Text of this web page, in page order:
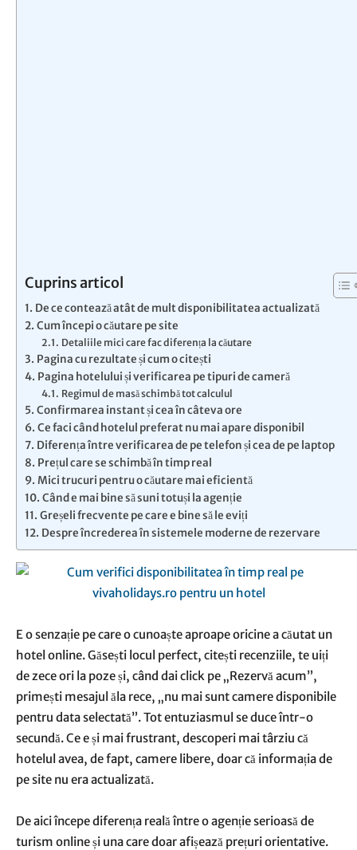
Cuprins articol
De ce contează atât de mult disponibilitatea actualizată
Cum începi o căutare pe site
Detaliile mici care fac diferența la căutare
Pagina cu rezultate și cum o citești
Pagina hotelului și verificarea pe tipuri de cameră
Regimul de masă schimbă tot calculul
Confirmarea instant și cea în câteva ore
Ce faci când hotelul preferat nu mai apare disponibil
Diferența între verificarea de pe telefon și cea de pe laptop
Prețul care se schimbă în timp real
Mici trucuri pentru o căutare mai eficientă
Când e mai bine să suni totuși la agenție
Greșeli frecvente pe care e bine să le eviți
Despre încrederea în sistemele moderne de rezervare
E o senzație pe care o cunoaște aproape oricine a căutat un
hotel online. Găsești locul perfect, citești recenziile, te uiți
de zece ori la poze și, când dai click pe „Rezervă acum”,
primești mesajul ăla rece, „nu mai sunt camere disponibile
pentru data selectată”. Tot entuziasmul se duce într-o
secundă. Ce e și mai frustrant, descoperi mai târziu că
hotelul avea, de fapt, camere libere, doar că informația de
pe site nu era actualizată.
De aici începe diferența reală între o agenție serioasă de
turism online și una care doar afișează prețuri orientative.